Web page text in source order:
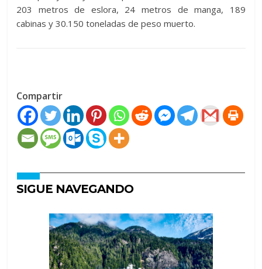
203 metros de eslora, 24 metros de manga, 189
cabinas y 30.150 toneladas de peso muerto.
Compartir
SIGUE NAVEGANDO